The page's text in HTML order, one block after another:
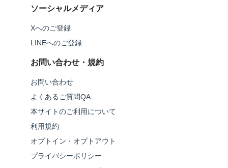
ソーシャルメディア
Xへのご登録
LINEへのご登録
お問い合わせ・規約
お問い合わせ
よくあるご質問QA
本サイトのご利用について
利用規約
オプトイン・オプトアウト
プライバシーポリシー